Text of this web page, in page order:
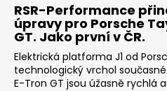
RSR-Performance
úpravy pro Porsche
GT. Jako první v ČR.
Elektrická platforma J1 od
technologický vrchol
E-Tron GT jsou úžasně rychlá